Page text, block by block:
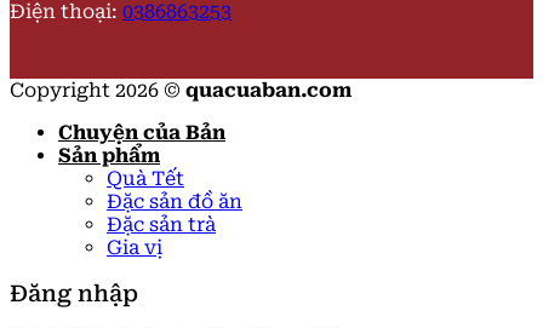
Điện thoại: 0386863253
Copyright 2026 © quacuaban.com
Chuyện của Bản
Sản phẩm
Quà Tết
Đặc sản đồ ăn
Đặc sản trà
Gia vị
Đăng nhập